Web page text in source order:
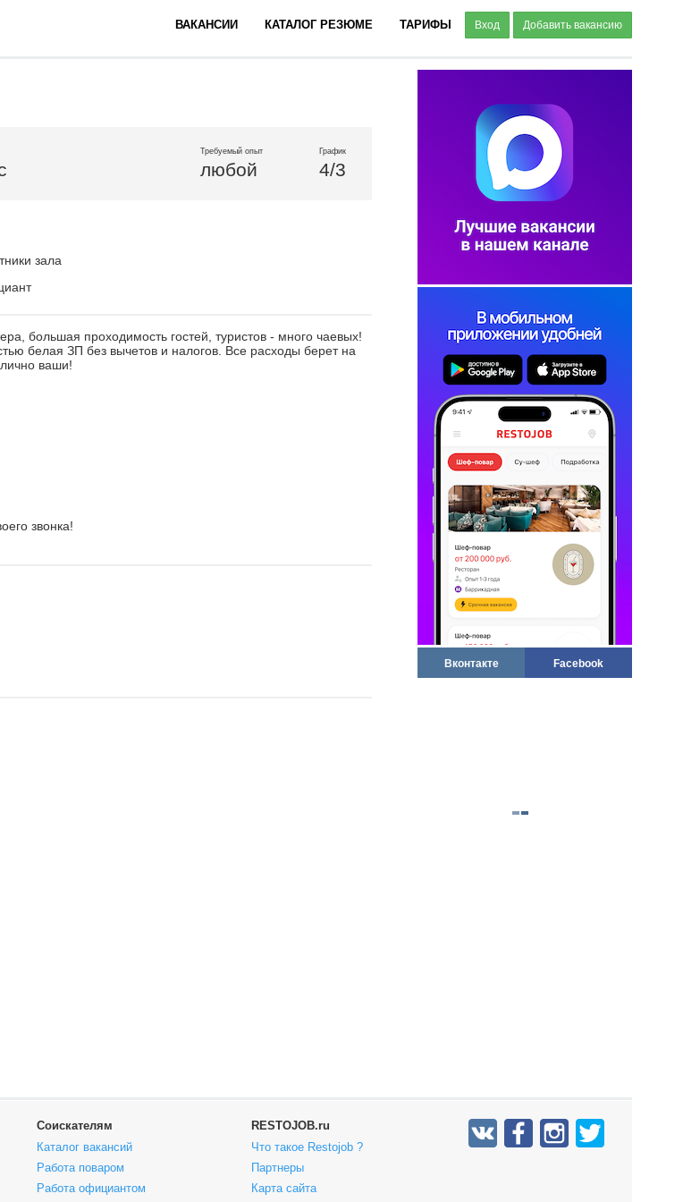
ВАКАНСИИ КАТАЛОГ РЕЗЮМЕ ТАРИФЫ Вход Добавить вакансию
Вконтакте Facebook
Требуемый опыт
любой
График
4/3
зала
большая проходимость гостей, туристов - много чаевых!
белая ЗП без вычетов и налогов. Все расходы берет на
ваши!
звонка!
Соискателям
Каталог вакансий
Работа поваром
Работа официантом
RESTOJOB.ru
Что такое Restojob ?
Партнеры
Карта сайта